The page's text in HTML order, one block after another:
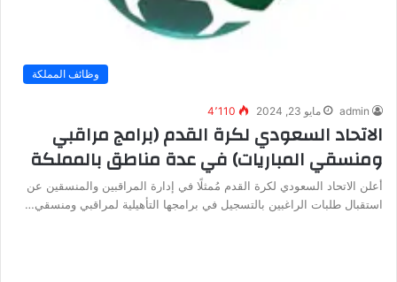
وظائف المملكة
admin مايو 23, 2024 4٬110
الاتحاد السعودي لكرة القدم (برامج مراقبي
ومنسقي المباريات) في عدة مناطق بالمملكة
أعلن الاتحاد السعودي لكرة القدم مُمثلًا في إدارة المراقبين والمنسقين عن
استقبال طلبات الراغبين بالتسجيل في برامجها التأهيلية لمراقبي ومنسقي…